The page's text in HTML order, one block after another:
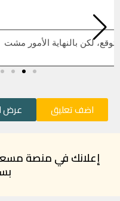
العقار اللي كنت أبيه
اضف تعليق عرض
إعلانك في منصة